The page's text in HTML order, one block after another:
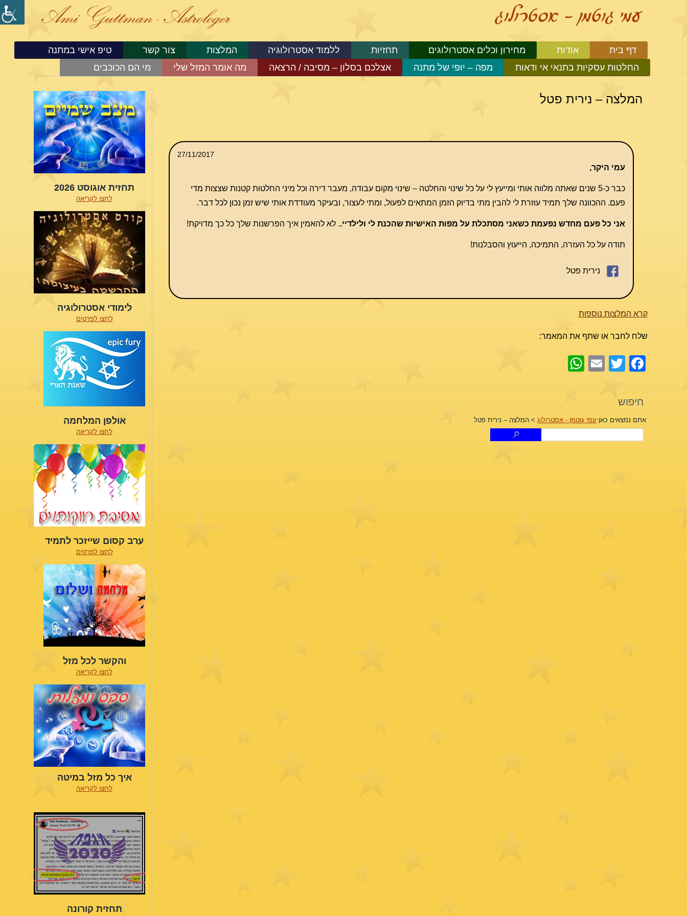
דף בית אודות מחירון וכלים אסטרולוגים תחזיות ללמוד אסטרולוגיה המלצות צור קשר
טיפ אישי במתנה
החלטות עסקיות בתנאי אי ודאות
מפה – יופי של מתנה אצלכם בסלון – מסיבה / הרצאה מה אומר המזל שלי מי הם הכוכבים
המלצה – נירית פטל
27/11/2017
עמי היקר,
כבר כ-5 שנים שאתה מלווה אותי ומייעץ לי על כל שינוי והחלטה – שינוי מקום עבודה, מעבר דירה וכל מיני החלטות קטנות שצצות מדי
פעם. ההכוונה שלך תמיד עוזרת לי להבין מתי בדיוק הזמן המתאים לפעול, ומתי לעצור, ובעיקר מעודדת אותי שיש זמן נכון לכל דבר.
אני כל פעם מחדש נפעמת כשאני מסתכלת על מפות האישיות שהכנת לי ולילדיי.. לא להאמין איך הפרשנות שלך כל כך מדויקת!
תודה על כל העזרה, התמיכה, הייעוץ והסבלנות!
נירית פטל
קרא המלצות נוספות
שלח לחבר או שתף את המאמר:
Facebook
Twitter
Email
חיפוש
אתם נמצאים כאן:עמי גוטמן - אסטרולוג > המלצה – נירית פטל
תחזית אוגוסט 2026
לחצו לקריאה
לימודי אסטרולוגיה
לחצו לפרטים
אולפן המלחמה
לחצו לקריאה
ערב קסום שייזכר לתמיד
לחצו לפרטים
והקשר לכל מזל
לחצו לקריאה
איך כל מזל במיטה
לחצו לקריאה
תחזית קורונה